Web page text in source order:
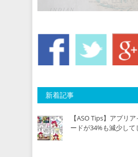
新着記事
【ASO Tips】アプリ
ードが34%も減少して